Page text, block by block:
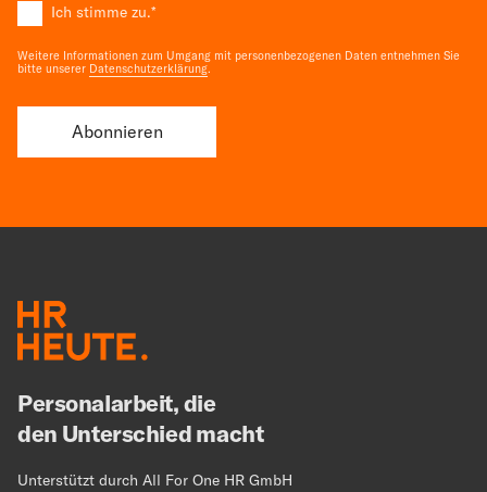
Ich stimme zu.*
Weitere Informationen zum Umgang mit personenbezogenen Daten entnehmen Sie
bitte unserer Datenschutzerklärung.
Personalarbeit, die
den Unterschied macht
Unterstützt durch All For One HR GmbH